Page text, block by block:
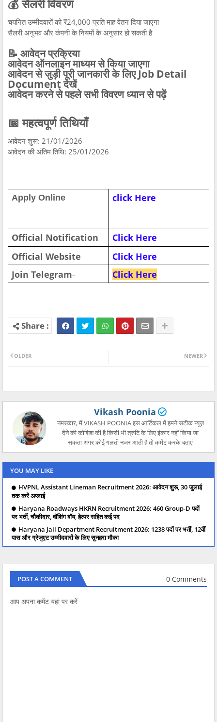
💰 सैलरी विवरण
चयनित उम्मीदवारों को ₹24,000 प्रति माह वेतन दिया जाएगा
सैलरी अनुभव और कंपनी के नियमों के अनुसार हो सकती है
📝 आवेदन प्रक्रिया
आवेदन ऑनलाइन माध्यम से किया जाएगा
आवेदन से जुड़ी पूरी जानकारी के लिए Job Detail
Document देखें
आवेदन करने से पहले सभी विवरण ध्यान से पढ़ें
📅 महत्वपूर्ण तिथियाँ
आवेदन शुरू: 21/01/2026
आवेदन की अंतिम तिथि: 25/01/2026
Apply Online click Here
Official Notification
Click Here
Official Website
Click Here
Join Telegram- Click Here
NEWER
OLDER
Vikash Poonia
नमस्कार, मैं VIKASH POONIA इस आर्टिकल में हमने सटीक न्यूज़
देने की कोशिश की है किसी भी त्रुटि के लिए इंकार नहीं किया जा
सकता अगर कोई गलती नजर आती है तो कमेंट करके बताएं
YOU MAY LIKE
HVPNL Assistant Lineman Recruitment 2026: आवेदन शुरू, 30 जुलाई
तक करें अप्लाई
Haryana Roadways HKRN Recruitment 2026: 460 Group-D पदों
पर भर्ती, चौकीदार, वॉशिंग बॉय, हेल्पर सहित कई पद
Haryana Jail Department Recruitment 2026: 1238 पदों पर भर्ती, 12वीं
पास और ग्रेजुएट उम्मीदवारों के लिए सुनहरा मौका
POST A COMMENT 0 Comments
आप अपना कमेंट यहां पर करें